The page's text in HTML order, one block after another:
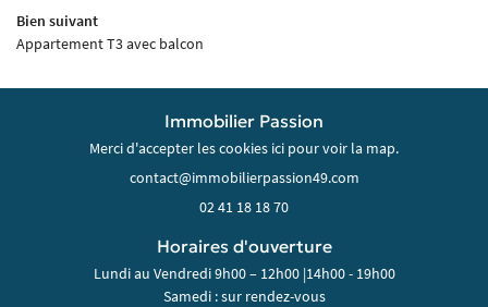
Bien suivant
Appartement T3 avec balcon
Immobilier Passion
Merci d'accepter les cookies ici pour voir la map.
02 41 18 18 70
Horaires d'ouverture
Lundi au Vendredi 9h00 – 12h00 |14h00 - 19h00
Samedi : sur rendez-vous